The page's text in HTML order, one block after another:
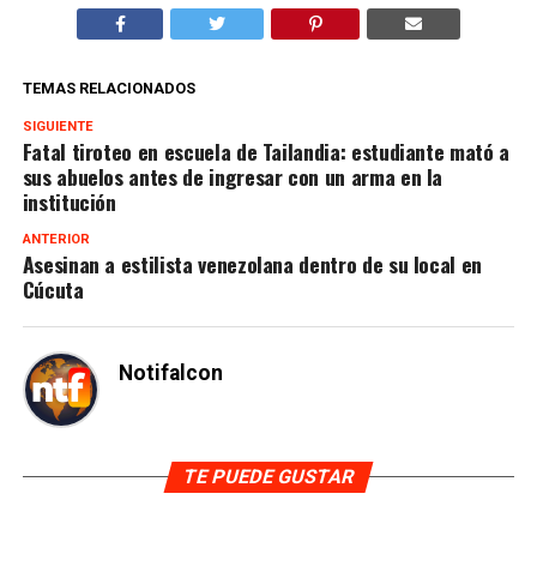
TEMAS RELACIONADOS
SIGUIENTE
Fatal tiroteo en escuela de Tailandia: estudiante mató a
sus abuelos antes de ingresar con un arma en la
institución
ANTERIOR
Asesinan a estilista venezolana dentro de su local en
Cúcuta
Notifalcon
TE PUEDE GUSTAR